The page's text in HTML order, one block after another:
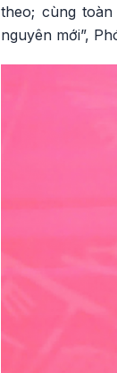
theo; cùng
nguyên mới”,